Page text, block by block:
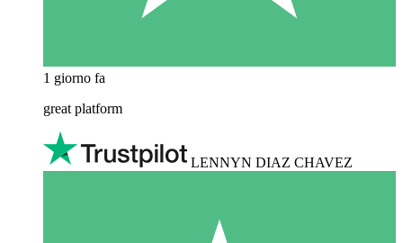
1 giorno fa
great platform
LENNYN DIAZ CHAVEZ